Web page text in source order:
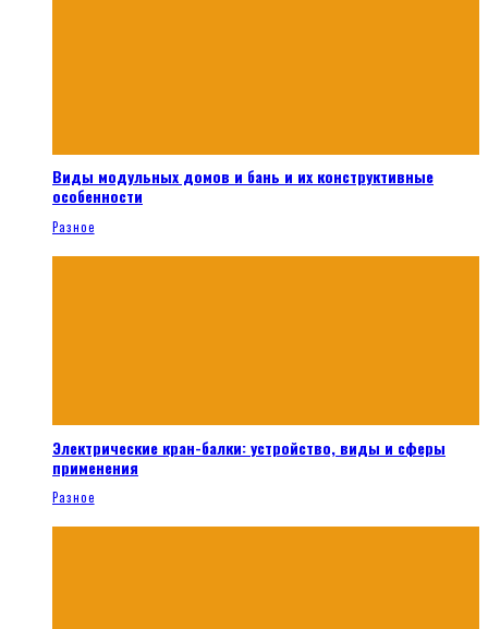
Виды модульных домов и бань и их конструктивные
особенности
Разное
Электрические кран-балки: устройство, виды и сферы
применения
Разное